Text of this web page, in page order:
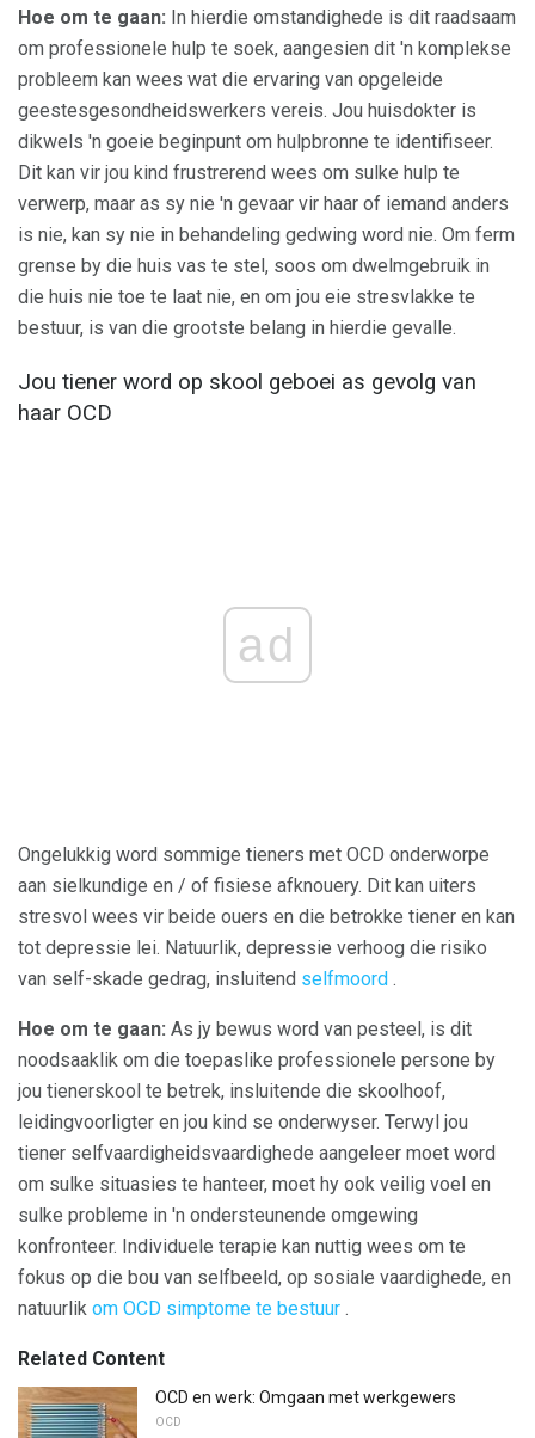
Hoe om te gaan: In hierdie omstandighede is dit raadsaam
om professionele hulp te soek, aangesien dit 'n komplekse
probleem kan wees wat die ervaring van opgeleide
geestesgesondheidswerkers vereis. Jou huisdokter is
dikwels 'n goeie beginpunt om hulpbronne te identifiseer.
Dit kan vir jou kind frustrerend wees om sulke hulp te
verwerp, maar as sy nie 'n gevaar vir haar of iemand anders
is nie, kan sy nie in behandeling gedwing word nie. Om ferm
grense by die huis vas te stel, soos om dwelmgebruik in
die huis nie toe te laat nie, en om jou eie stresvlakke te
bestuur, is van die grootste belang in hierdie gevalle.
Jou tiener word op skool geboei as gevolg van
haar OCD
ad
Ongelukkig word sommige tieners met OCD onderworpe
aan sielkundige en / of fisiese afknouery. Dit kan uiters
stresvol wees vir beide ouers en die betrokke tiener en kan
tot depressie lei. Natuurlik, depressie verhoog die risiko
van self-skade gedrag, insluitend selfmoord .
Hoe om te gaan: As jy bewus word van pesteel, is dit
noodsaaklik om die toepaslike professionele persone by
jou tienerskool te betrek, insluitende die skoolhoof,
leidingvoorligter en jou kind se onderwyser. Terwyl jou
tiener selfvaardigheidsvaardighede aangeleer moet word
om sulke situasies te hanteer, moet hy ook veilig voel en
sulke probleme in 'n ondersteunende omgewing
konfronteer. Individuele terapie kan nuttig wees om te
fokus op die bou van selfbeeld, op sosiale vaardighede, en
natuurlik om OCD simptome te bestuur .
Related Content
OCD en werk: Omgaan met werkgewers
OCD